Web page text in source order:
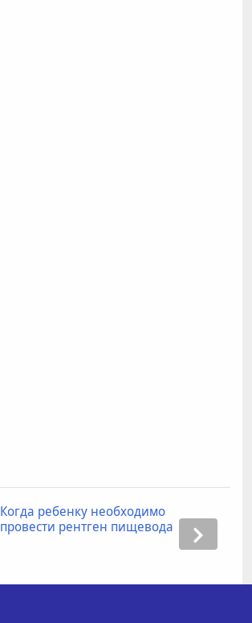
Когда ребенку необходимо
провести рентген пищевода